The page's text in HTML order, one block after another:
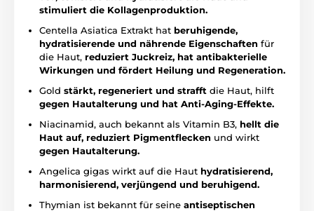
stimuliert die Kollagenproduktion.
Centella Asiatica Extrakt hat beruhigende,
hydratisierende und nährende Eigenschaften für
die Haut, reduziert Juckreiz, hat antibakterielle
Wirkungen und fördert Heilung und Regeneration.
Gold stärkt, regeneriert und strafft die Haut, hilft
gegen Hautalterung und hat Anti-Aging-Effekte.
Niacinamid, auch bekannt als Vitamin B3, hellt die
Haut auf, reduziert Pigmentflecken und wirkt
gegen Hautalterung.
Angelica gigas wirkt auf die Haut hydratisierend,
harmonisierend, verjüngend und beruhigend.
Thymian ist bekannt für seine antiseptischen